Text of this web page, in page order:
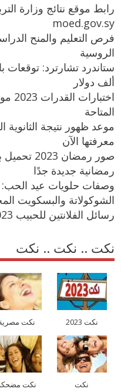
رابط موقع نتائج وزارة
moed.gov.sy
فرص التعليم والمنح
الروسية
ألف دولار
المتاحة
معرفتها الآن
صور
رمضانية جديدة جدًا
وصفات حلويات عيد
الشوكولاتة والبسكويت
رسائل الفلانتين للحبيب 2023 تهاني عيد حب سعيد للعشاق
نكت .. نكت .. نكت
نكت 2023 نكت
نكت نكت